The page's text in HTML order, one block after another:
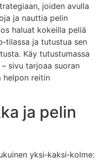
joiden avulla
ja nauttia pelin
haluat kokeilla peliä
ja tutustua sen
Käy tutustumassa
– sivu tarjoaa suoran
helpon reitin
ja pelin
yksi‑kaksi‑kolme: